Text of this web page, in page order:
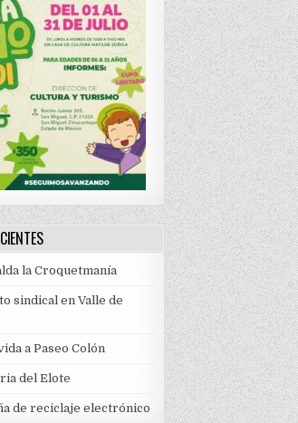
la Croquetmanía
sindical en Valle de
a Paseo Colón
del Elote
de reciclaje electrónico